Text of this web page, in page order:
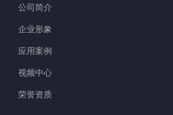
公司简介
企业形象
应用案例
视频中心
荣誉资质